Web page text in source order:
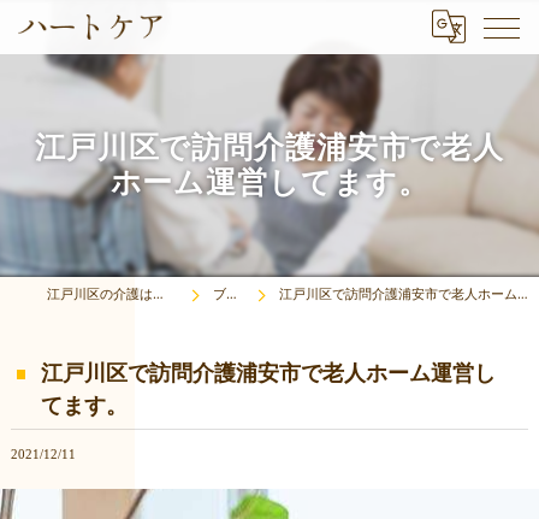
江戸川区で訪問介護浦安市で老人
ホーム運営してます。
江戸川区の介護はハートケア ブログ 江戸川区で訪問介護浦安市で老人ホーム運営してます。
江戸川区で訪問介護浦安市で老人ホーム運営し
てます。
2021/12/11